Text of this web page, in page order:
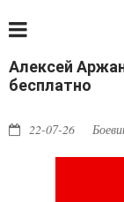
Алексей
бесплатно
22-07-26